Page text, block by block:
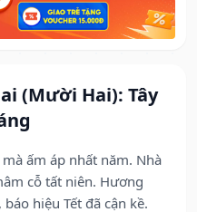
(Mười Hai): Tây
ấm áp nhất năm. Nhà
cỗ tất niên. Hương
hiệu Tết đã cận kề.